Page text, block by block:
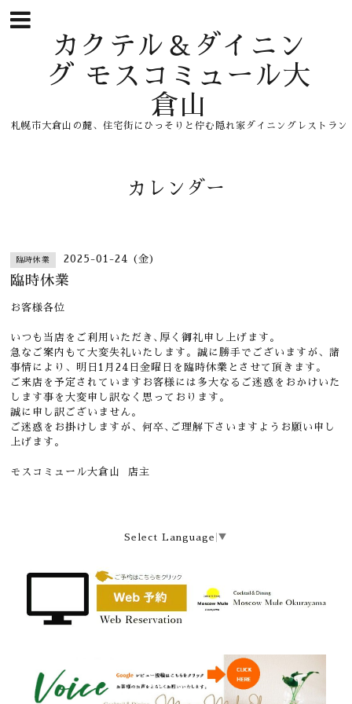
カクテル＆ダイニン
グ モスコミュール大
倉山
札幌市大倉山の麓、住宅街にひっそりと佇む隠れ家ダイニングレストラン
カレンダー
臨時休業 2025-01-24 (金)
臨時休業
お客様各位
いつも当店をご利用いただき､厚く御礼申し上げます。
急なご案内もて大変失礼いたします。誠に勝手でございますが、諸
事情により、明日1月24日金曜日を臨時休業とさせて頂きます。
ご来店を予定されていますお客様には多大なるご迷惑をおかけいた
します事を大変申し訳なく思っております。
誠に申し訳ございません。
ご迷惑をお掛けしますが、何卒､ご理解下さいますようお願い申し
上げます。
モスコミュール大倉山 店主
Select Language ▼